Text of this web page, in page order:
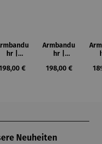
hr |
einem
Preis:
€
Armbandu
hr |
Mondrian
Regulärer Preis:
198,00 €
Neuheiten